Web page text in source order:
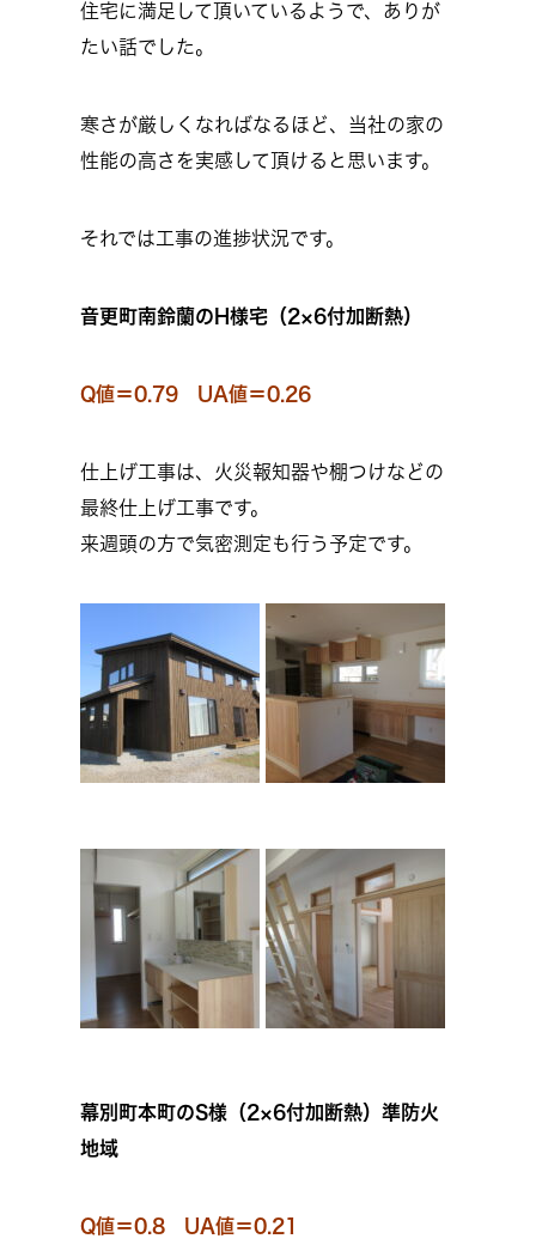
住宅に満足して頂いているようで、ありが
たい話でした。
寒さが厳しくなればなるほど、当社の家の
性能の高さを実感して頂けると思います。
それでは工事の進捗状況です。
音更町南鈴蘭のH様宅（2×6付加断熱）
Q値＝0.79 UA値＝0.26
仕上げ工事は、火災報知器や棚つけなどの
最終仕上げ工事です。
来週頭の方で気密測定も行う予定です。
幕別町本町のS様（2×6付加断熱）準防火
地域
Q値＝0.8 UA値＝0.21